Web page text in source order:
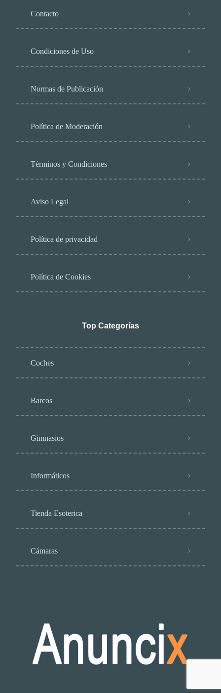
Contacto
Condiciones de Uso
Normas de Publicación
Política de Moderación
Términos y Condiciones
Aviso Legal
Política de privacidad
Política de Cookies
Top Categorías
Coches
Barcos
Gimnasios
Informáticos
Tienda Esoterica
Cámaras